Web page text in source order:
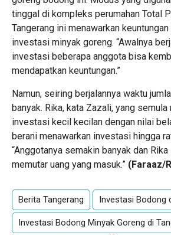
tinggal di kompleks perumahan Total
Tangerang ini menawarkan
investasi minyak goreng. “Awalnya
investasi beberapa anggota bisa
mendapatkan keuntungan.”
Namun, seiring berjalannya waktu
banyak. Rika, kata Zazali, yang semula
investasi kecil kecilan dengan nilai
berani menawarkan investasi hingga
“Anggotanya semakin banyak dan
memutar uang yang masuk.” (Faraaz/
Berita Tangerang Investasi Bodong
Investasi Bodong Minyak Goreng di